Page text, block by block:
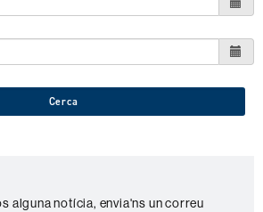
Cerca
alguna notícia, envia'ns un correu